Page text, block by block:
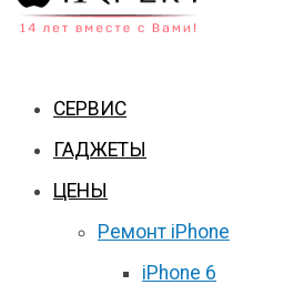
СЕРВИС
ГАДЖЕТЫ
ЦЕНЫ
Ремонт iPhone
iPhone 6